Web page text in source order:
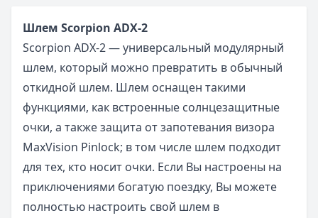
Шлем Scorpion ADX-2
Scorpion ADX-2 — универсальный модулярный
шлем, который можно превратить в обычный
откидной шлем. Шлем оснащен такими
функциями, как встроенные солнцезащитные
очки, а также защита от запотевания визора
MaxVision Pinlock; в том числе шлем подходит
для тех, кто носит очки. Если Вы настроены на
приключениями богатую поездку, Вы можете
полностью настроить свой шлем в